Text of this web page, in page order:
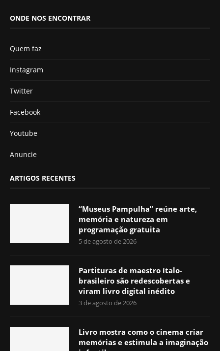
ONDE NOS ENCONTRAR
Quem faz
Instagram
Twitter
Facebook
Youtube
Anuncie
ARTIGOS RECENTES
“Museus Pampulha” reúne arte,
memória e natureza em
programação gratuita
5 de agosto de 2026
Partituras de maestro ítalo-
brasileiro são redescobertas e
viram livro digital inédito
3 de agosto de 2026
Livro mostra como o cinema criar
memórias e estimula a imaginação